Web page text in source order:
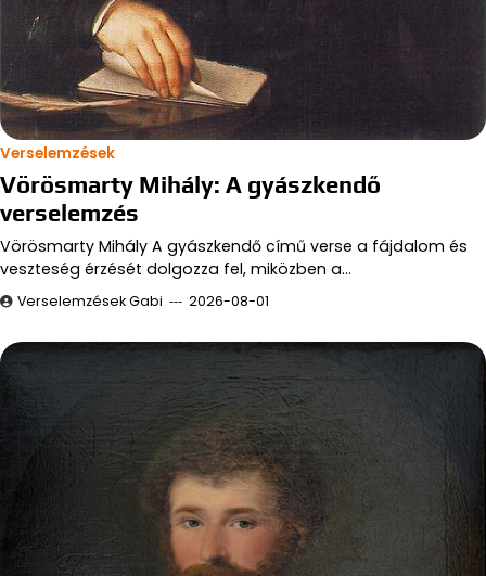
Verselemzések
Vörösmarty Mihály: A gyászkendő
verselemzés
Vörösmarty Mihály A gyászkendő című verse a fájdalom és
veszteség érzését dolgozza fel, miközben a…
Verselemzések Gabi 2026-08-01